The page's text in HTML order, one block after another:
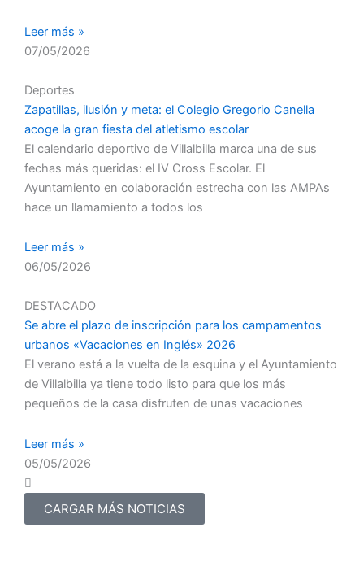
Leer más »
07/05/2026
Deportes
Zapatillas, ilusión y meta: el Colegio Gregorio Canella
acoge la gran fiesta del atletismo escolar
El calendario deportivo de Villalbilla marca una de sus
fechas más queridas: el IV Cross Escolar. El
Ayuntamiento en colaboración estrecha con las AMPAs
hace un llamamiento a todos los
Leer más »
06/05/2026
DESTACADO
Se abre el plazo de inscripción para los campamentos
urbanos «Vacaciones en Inglés» 2026
El verano está a la vuelta de la esquina y el Ayuntamiento
de Villalbilla ya tiene todo listo para que los más
pequeños de la casa disfruten de unas vacaciones
Leer más »
05/05/2026
CARGAR MÁS NOTICIAS